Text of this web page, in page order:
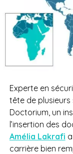
Experte en
tête de
Doctorium, un
l’insertion des
Amélia Lakrafi
carrière bien